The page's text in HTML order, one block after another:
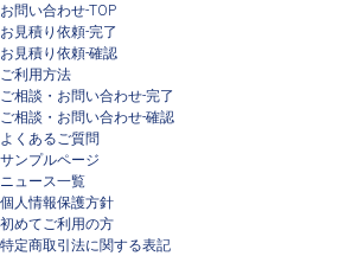
お問い合わせ-TOP
お見積り依頼-完了
お見積り依頼-確認
ご利用方法
ご相談・お問い合わせ-完了
ご相談・お問い合わせ-確認
よくあるご質問
サンプルページ
ニュース一覧
個人情報保護方針
初めてご利用の方
特定商取引法に関する表記